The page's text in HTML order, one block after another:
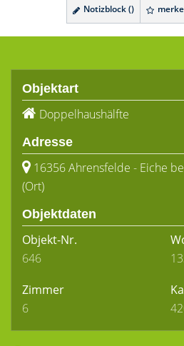
Notizblock ()
Objektart
Doppelhaushälfte
Adresse
16356 Ahrensfelde - Eiche
(Ort)
Objektdaten
Objekt-Nr.
646
Zimmer
6